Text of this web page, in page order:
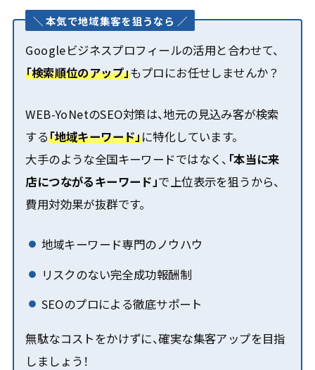
＼ 本気で地域集客を狙うなら ／
Googleビジネスプロフィールの活用と合わせて、
「検索順位のアップ」もプロにお任せしませんか？
WEB-YoNetのSEO対策は、地元の見込み客が検索
する「地域キーワード」に特化しています。
大手のような全国キーワードではなく、 「本当に来
店につながるキーワード」で上位表示を狙うから、
費用対効果が抜群です。
地域キーワード専門のノウハウ
リスクのない完全成功報酬制
SEOのプロによる徹底サポート
無駄なコストをかけずに、確実な集客アップを目指
しましょう！